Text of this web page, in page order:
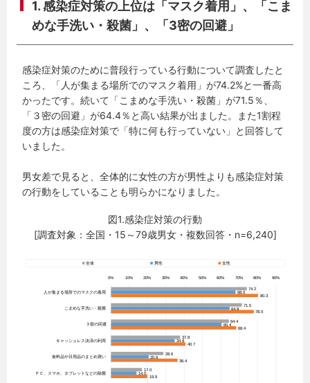
1. 感染症対策の上位は「マスク着用」、「こま
めな手洗い・殺菌」、「3密の回避」
感染症対策のために普段行っている行動について調査したと
ころ、「人が集まる場所でのマスク着用」が74.2%と一番高
かったです。続いて「こまめな手洗い・殺菌」が71.5％、
「３密の回避」が64.4％と高い結果が出ました。また1割程
度の方は感染症対策で「特に何も行っていない」と回答して
いました。
男女差で見ると、全体的に女性の方が男性よりも感染症対策
の行動をしていることも明らかになりました。
図1.感染症対策の行動
[調査対象：全国・15～79歳男女・複数回答・n=6,240]